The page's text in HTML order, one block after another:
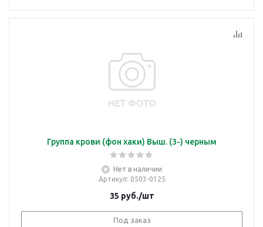
Группа крови (фон хаки) Выш. (3-) черным
Нет в наличии
Артикул: 0503-0125
35 руб./шт
Под заказ